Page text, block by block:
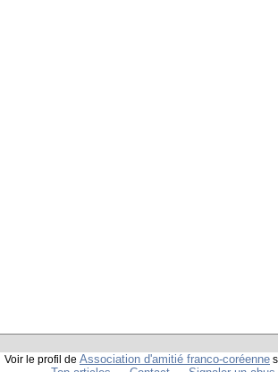
Voir le profil de Association d'amitié franco-coréenne